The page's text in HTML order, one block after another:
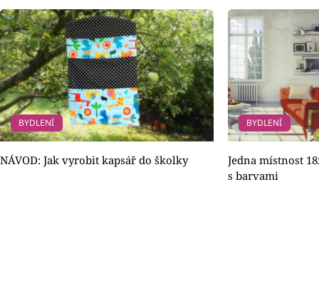
BYDLENÍ
NÁVOD: Jak vyrobit kapsář do školky
BYDLENÍ
Jedna místnost
s barvami